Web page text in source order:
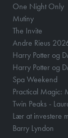
One Night Only
Mutiny
The Invite
Andre Rieus
Harry Potter og
Harry Potter og
Spa Weekend
Practical Magic:
Twin Peaks -
Lær at investere
Barry Lyndon